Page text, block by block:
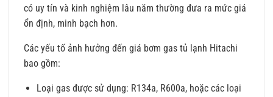
có uy tín và kinh nghiệm lâu năm thường đưa ra mức giá
ổn định, minh bạch hơn.
Các yếu tố ảnh hưởng đến giá bơm gas tủ lạnh Hitachi
bao gồm:
Loại gas được sử dụng: R134a, R600a, hoặc các loại